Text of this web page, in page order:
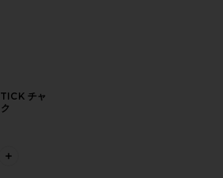
チャ
PLUS ICON TO SEE MORE OPTIONS